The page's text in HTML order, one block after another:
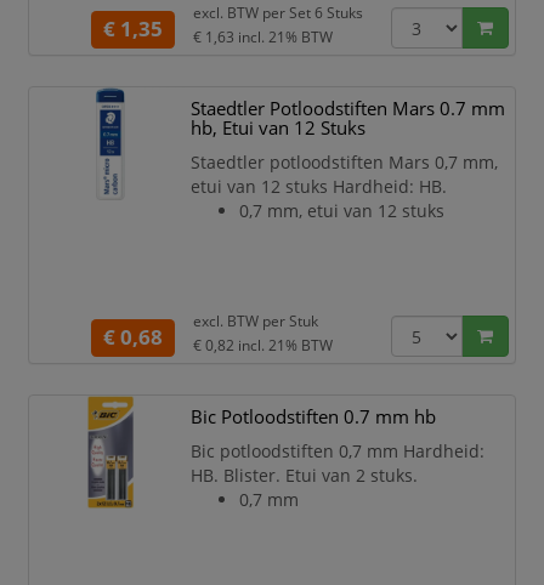
€ 1,35
excl. BTW per Set 6 Stuks
€ 1,63 incl. 21% BTW
Staedtler Potloodstiften Mars 0.7 mm
hb, Etui van 12 Stuks
Staedtler potloodstiften Mars 0,7 mm,
etui van 12 stuks Hardheid: HB.
0,7 mm, etui van 12 stuks
€ 0,68
excl. BTW per Stuk
€ 0,82 incl. 21% BTW
Bic Potloodstiften 0.7 mm hb
Bic potloodstiften 0,7 mm Hardheid:
HB. Blister. Etui van 2 stuks.
0,7 mm